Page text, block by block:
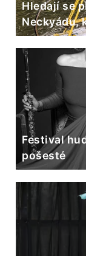
Hledají se
Neckyádu,
Festival
pošesté